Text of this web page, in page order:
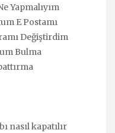
Yapmalıyım
E Postamı
Değiştirdim
Bulma
nasıl kapatılır